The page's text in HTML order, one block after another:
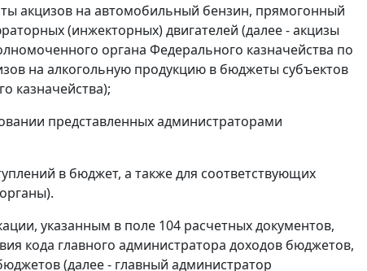
акцизов на автомобильный бензин, прямогонный
(инжекторных) двигателей (далее - акцизы
органа Федерального казначейства по
на алкогольную продукцию в бюджеты субъектов
казначейства);
представленных администраторами
в бюджет, а также для соответствующих
указанным в поле 104 расчетных документов,
кода главного администратора доходов бюджетов,
(далее - главный администратор